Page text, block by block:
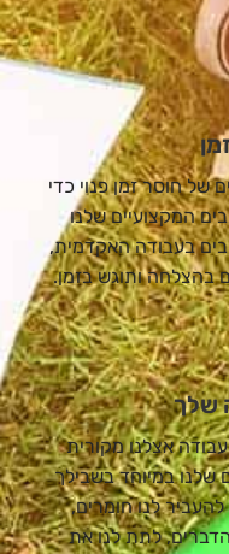
של חוסר זמן פנוי כדי
המקצועיים שלנו
בעבודה האקדמית,
בהצלחה ותוגש בזמן.
שלך
אצלנו מקורית
שלנו במיוחד בשבילך
לנו חומרים,
לתת לנו את